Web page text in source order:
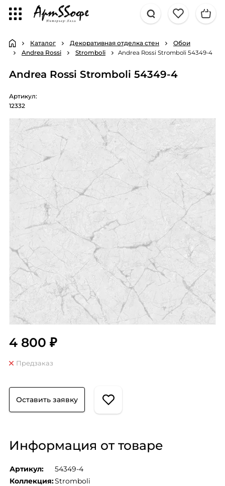
Каталог Декоративная отделка стен
Обои
Andrea Rossi
Stromboli Andrea Rossi Stromboli 54349-4
Andrea Rossi Stromboli 54349-4
Артикул:
12332
4 800 ₽
Предзаказ
Оставить заявку
Информация от товаре
Артикул:
54349-4
Коллекция:Stromboli